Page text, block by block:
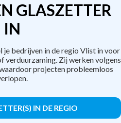
GLASZETTER
IN
bedrijven in de regio Vlist in voor
verduurzaming. Zij werken volgens
projecten probleemloos
IN DE REGIO